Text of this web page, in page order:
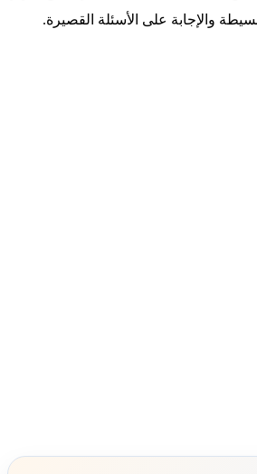
والإجابة على الأسئلة القصيرة.